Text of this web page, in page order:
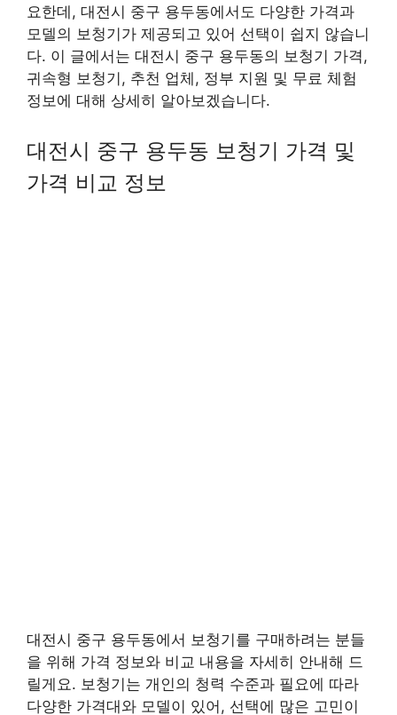
요한데, 대전시 중구 용두동에서도 다양한 가격과
모델의 보청기가 제공되고 있어 선택이 쉽지 않습니
다. 이 글에서는 대전시 중구 용두동의 보청기 가격,
귀속형 보청기, 추천 업체, 정부 지원 및 무료 체험
정보에 대해 상세히 알아보겠습니다.
대전시 중구 용두동 보청기 가격 및
가격 비교 정보
대전시 중구 용두동에서 보청기를 구매하려는 분들
을 위해 가격 정보와 비교 내용을 자세히 안내해 드
릴게요. 보청기는 개인의 청력 수준과 필요에 따라
다양한 가격대와 모델이 있어, 선택에 많은 고민이